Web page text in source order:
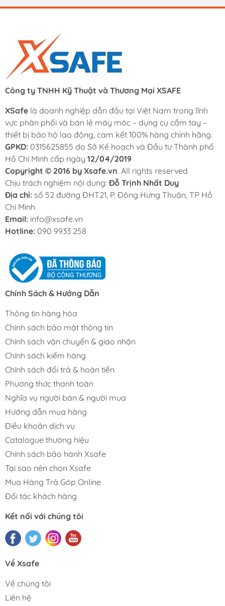
tâm mua sắm với chính sách đổi trả linh hoạt và hỗ trợ
- Giao hàng nhanh:
TP.HCM và giao hàng toàn quốc.
Công ty TNHH Kỹ Thuật và Thương Mại XSAFE
XSafe là doanh nghiệp dẫn đầu tại Việt Nam trong lĩnh
vực phân phối và bán lẻ máy móc – dụng cụ cầm tay –
thiết bị bảo hộ lao động, cam kết 100% hàng chính hãng.
GPKD: 0315625855 do Sở Kế hoạch và Đầu tư Thành phố
Hồ Chí Minh cấp ngày 12/04/2019
Copyright © 2016 by Xsafe.vn. All rights reserved
Chịu trách nghiệm nội dung: Đỗ Trịnh Nhất Duy
Địa chỉ: số 52 đường ĐHT21, P. Đông Hưng Thuận, TP Hồ
Chí Minh
Email: info@xsafe.vn
Hotline: 090 9933 258
Chính Sách & Hướng Dẫn
Thông tin hàng hóa
Chính sách bảo mật thông tin
Chính sách vận chuyển & giao nhận
Chính sách kiểm hàng
Chính sách đổi trả & hoàn tiền
Phương thức thanh toán
Nghĩa vụ người bán & người mua
Hướng dẫn mua hàng
Điều khoản dịch vụ
Catalogue thương hiệu
Chính sách bảo hành Xsafe
Tại sao nên chọn Xsafe
Mua Hàng Trả Góp Online
Đối tác khách hàng
Kết nối với chúng tôi
Về Xsafe
Về chúng tôi
Liên hệ